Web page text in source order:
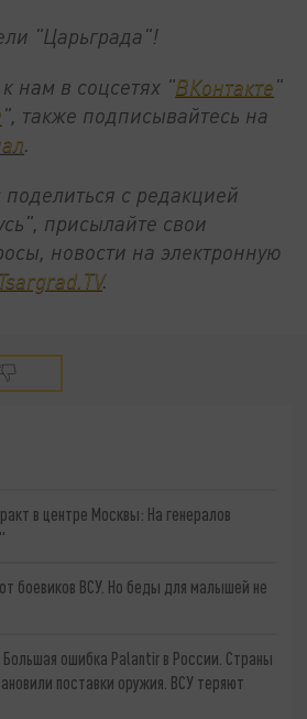
"Царьграда"!
нам в соцсетях "ВКонтакте"
", также подписывайтесь на
.
с редакцией
присылайте свои
новости на электронную
.
в центре Москвы: На генералов
боевиков ВСУ. Но беды для малышей не
ошибка Palantir в России. Страны
поставки оружия. ВСУ теряют